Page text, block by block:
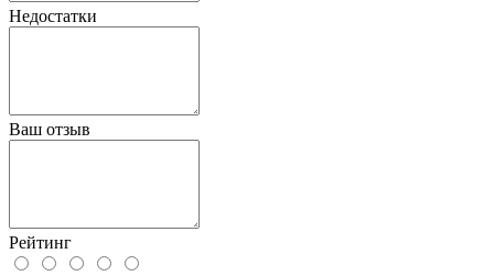
Недостатки
Ваш отзыв
Рейтинг